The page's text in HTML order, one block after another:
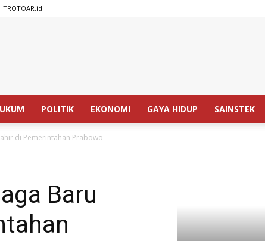
TROTOAR.id
SPEDISIA.com
POLITIK EKONOMI GAYA HIDUP SAINSTEK
di Pemerintahan Prabowo
Baru